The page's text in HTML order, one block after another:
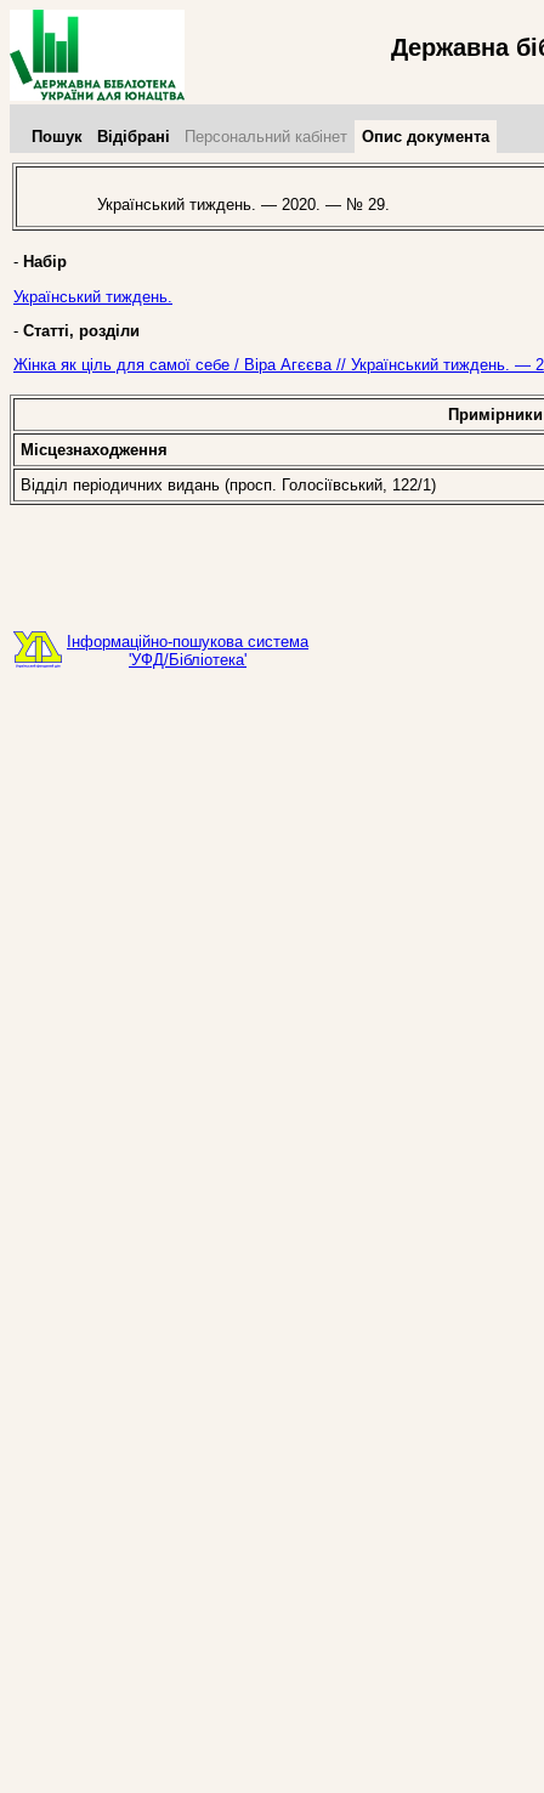
Державна
Пошук Відібрані Персональний кабінет Опис документа
Український тиждень. — 2020. — № 29.
- Набір
Український тиждень.
- Статті, розділи
Жінка як ціль для самої себе / Віра Агєєва // Український
Примірники
Місцезнаходження
Відділ періодичних видань (просп. Голосіївський, 122/1)
Інформаційно-пошукова система
'УФД/Бібліотека'